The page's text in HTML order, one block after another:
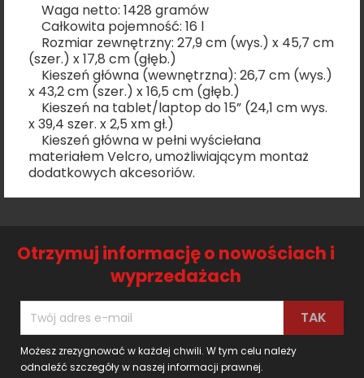
Waga netto: 1428 gramów
Całkowita pojemność: 16 l
Rozmiar zewnętrzny: 27,9 cm (wys.) x 45,7 cm
(szer.) x 17,8 cm (głęb.)
Kieszeń główna (wewnętrzna): 26,7 cm (wys.)
x 43,2 cm (szer.) x 16,5 cm (głęb.)
Kieszeń na tablet/laptop do 15” (24,1 cm wys.
x 39,4 szer. x 2,5 xm gł.)
Kieszeń główna w pełni wyściełana
materiałem Velcro, umożliwiającym montaż
dodatkowych akcesoriów.
Otrzymuj informację o nowościach i
wyprzedażach
Możesz zrezygnować w każdej chwili. W tym celu należy
odnaleźć szczegóły w naszej informacji prawnej.